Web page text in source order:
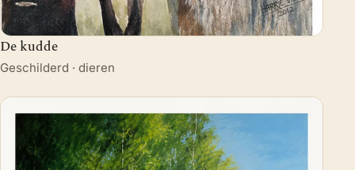
De kudde
Geschilderd · dieren